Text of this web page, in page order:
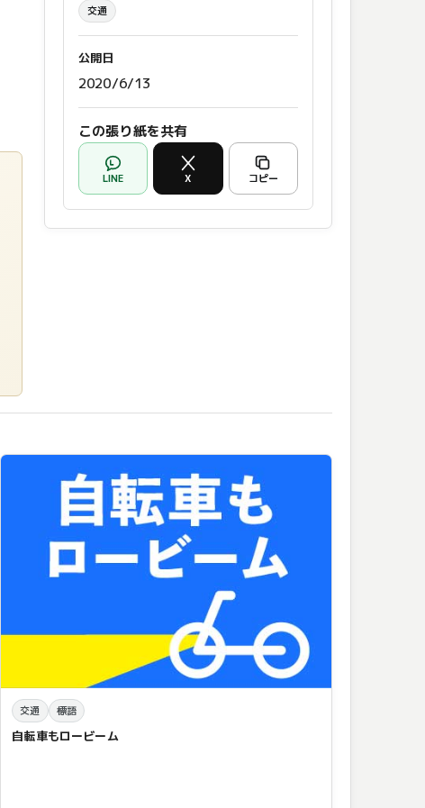
交通
公開日
2020/6/13
この張り紙を共有
LINE X コピー
交通 標語
自転車もロービーム